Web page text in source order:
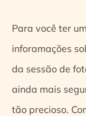
Para você ter
inforamações
da sessão de
ainda mais
tão precioso.